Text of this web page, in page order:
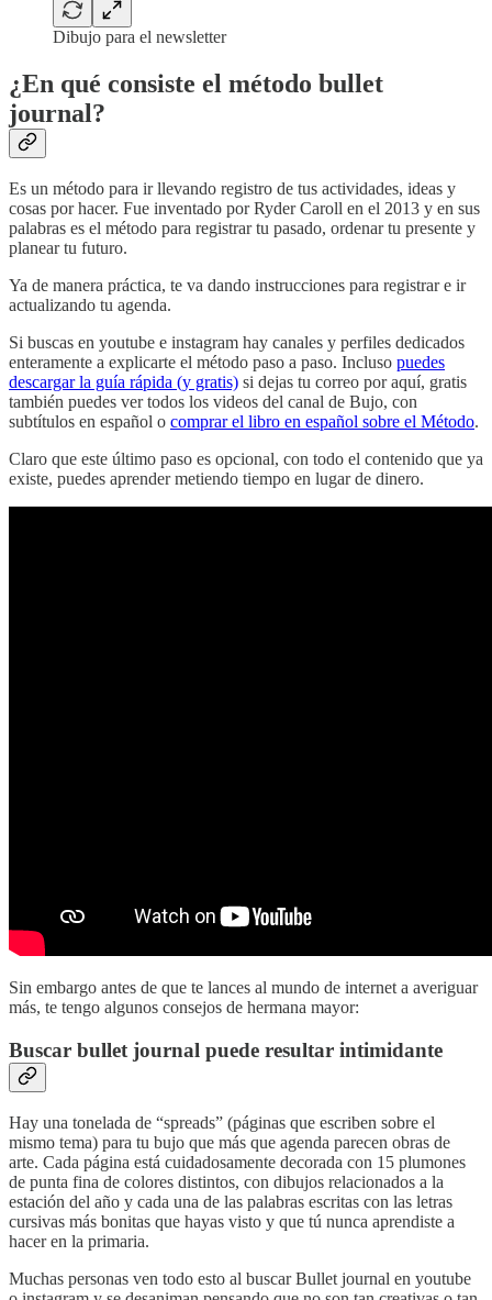
Dibujo para el newsletter
¿En qué consiste el método bullet
journal?
Es un método para ir llevando registro de tus actividades, ideas y
cosas por hacer. Fue inventado por Ryder Caroll en el 2013 y en sus
palabras es el método para registrar tu pasado, ordenar tu presente y
planear tu futuro.
Ya de manera práctica, te va dando instrucciones para registrar e ir
actualizando tu agenda.
Si buscas en youtube e instagram hay canales y perfiles dedicados
enteramente a explicarte el método paso a paso. Incluso puedes
descargar la guía rápida (y gratis) si dejas tu correo por aquí, gratis
también puedes ver todos los videos del canal de Bujo, con
subtítulos en español o comprar el libro en español sobre el Método.
Claro que este último paso es opcional, con todo el contenido que ya
existe, puedes aprender metiendo tiempo en lugar de dinero.
Sin embargo antes de que te lances al mundo de internet a averiguar
más, te tengo algunos consejos de hermana mayor:
Buscar bullet journal puede resultar intimidante
Hay una tonelada de “spreads” (páginas que escriben sobre el
mismo tema) para tu bujo que más que agenda parecen obras de
arte. Cada página está cuidadosamente decorada con 15 plumones
de punta fina de colores distintos, con dibujos relacionados a la
estación del año y cada una de las palabras escritas con las letras
cursivas más bonitas que hayas visto y que tú nunca aprendiste a
hacer en la primaria.
Muchas personas ven todo esto al buscar Bullet journal en youtube